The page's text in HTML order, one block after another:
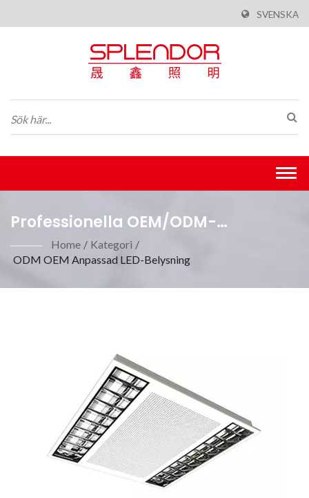
SVENSKA
Professionella OEM/ODM-
Anpassade LED-
Belysningslösningar För
Kommersiella Utrymmen
Home / Kategori /
ODM OEM Anpassad LED-Belysning